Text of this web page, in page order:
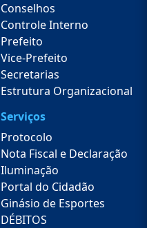
Conselhos
Controle Interno
Prefeito
Vice-Prefeito
Secretarias
Estrutura Organizacional
Serviços
Protocolo
Nota Fiscal e Declaração
Iluminação
Portal do Cidadão
Ginásio de Esportes
DÉBITOS